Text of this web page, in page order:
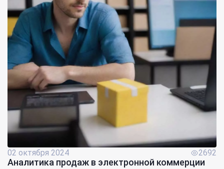
02 октября 2024 2692
Аналитика продаж в электронной коммерции